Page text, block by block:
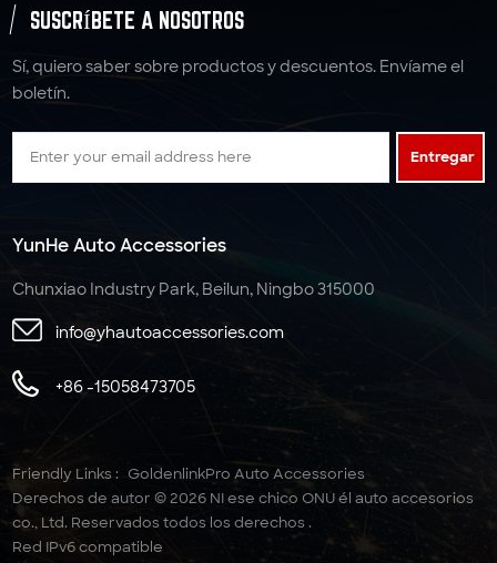
SUSCRÍBETE A NOSOTROS
Sí, quiero saber sobre productos y descuentos. Envíame el
boletín.
Entregar
YunHe Auto Accessories
Chunxiao Industry Park, Beilun, Ningbo 315000
info@yhautoaccessories.com
+86 -15058473705
Friendly Links : GoldenlinkPro Auto Accessories
Derechos de autor © 2026 NI ese chico ONU él auto accesorios
co., Ltd. Reservados todos los derechos .
Red IPv6 compatible